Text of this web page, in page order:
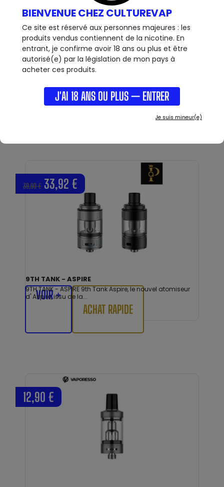
BIENVENUE CHEZ CULTUREVAP
Ce site est réservé aux personnes majeures : les
produits vendus contiennent de la nicotine. En
entrant, je confirme avoir 18 ans ou plus et être
autorisé(e) par la législation de mon pays à
acheter ces produits.
J'AI 18 ANS OU PLUS — ENTRER
Je suis mineur(e)
CLEAROMISEUR NAUTILUS GT - ANNIVERSARY
EDITION - ASPIRE
collaboration avec Taifun : Une...
OUT OF STOCK
9TH TANK - ASPIRE
9TH TANK - ASPIRE 9th Tank Aspire, le nouvel atomiseur
d' Aspire, issu de la...
39,90 € 33,92 €
VOIR +
ACHAT RAPIDE
12,90 €